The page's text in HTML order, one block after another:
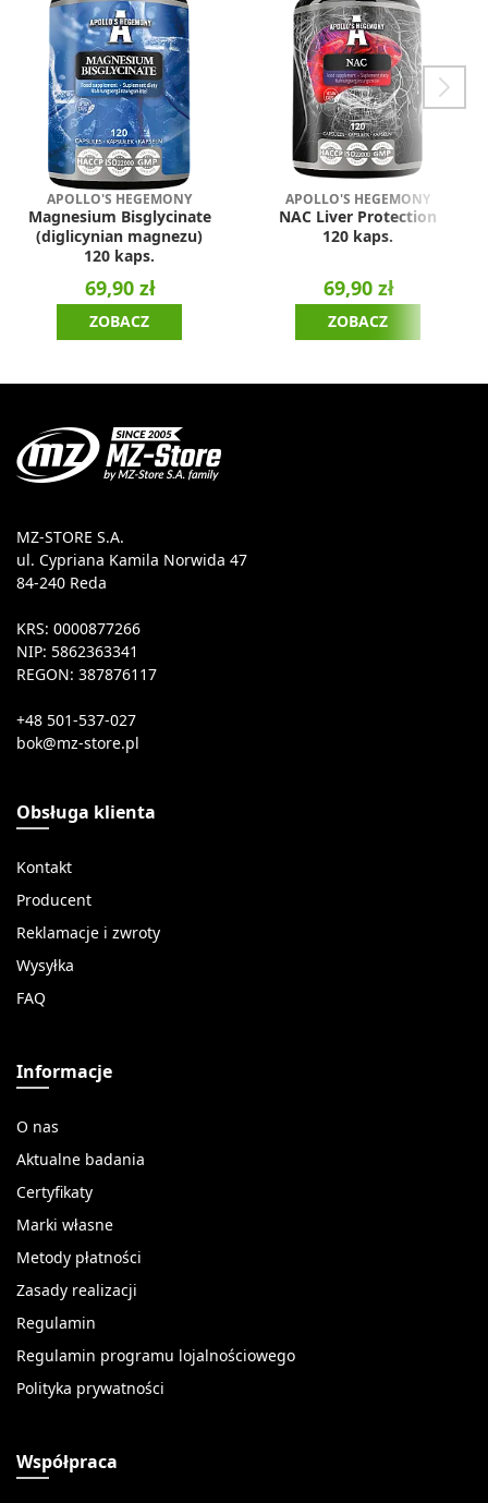
APOLLO'S HEGEMONY
Magnesium Bisglycinate
(diglicynian magnezu)
120 kaps.
69,90 zł
ZOBACZ
APOLLO'S HEGEMONY
NAC Liver Protection
120 kaps.
69,90 zł
ZOBACZ
MZ-STORE S.A.
ul. Cypriana Kamila Norwida 47
84-240 Reda
KRS: 0000877266
NIP: 5862363341
REGON: 387876117
+48 501-537-027
Obsługa klienta
Kontakt
Producent
Reklamacje i zwroty
Wysyłka
FAQ
Informacje
O nas
Aktualne badania
Certyfikaty
Marki własne
Metody płatności
Zasady realizacji
Regulamin
Regulamin programu lojalnościowego
Polityka prywatności
Współpraca